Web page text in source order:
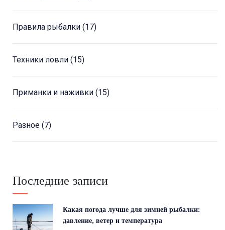
Правила рыбалки (17)
Техники ловли (15)
Приманки и наживки (15)
Разное (7)
Последние записи
Какая погода лучше для зимней рыбалки:
давление, ветер и температура